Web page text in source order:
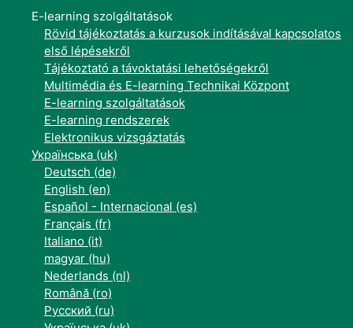
E-learning szolgáltatások
Rövid tájékoztatás a kurzusok indításával kapcsolatos
első lépésekről
Tájékoztató a távoktatási lehetőségekről
Multimédia és E-learning Technikai Központ
E-learning szolgáltatások
E-learning rendszerek
Elektronikus vizsgáztatás
Українська ‎(uk)‎
Deutsch ‎(de)‎
English ‎(en)‎
Español - Internacional ‎(es)‎
Français ‎(fr)‎
Italiano ‎(it)‎
magyar ‎(hu)‎
Nederlands ‎(nl)‎
Română ‎(ro)‎
Русский ‎(ru)‎